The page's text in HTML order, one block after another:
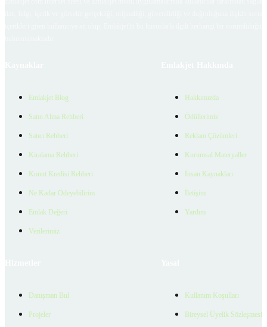
Emlakjet Blog
Satın Alma Rehberi
Satıcı Rehberi
Kiralama Rehberi
Konut Kredisi Rehberi
Ne Kadar Ödeyebilirim
Emlak Değeri
Verilerimiz
Hakkımızda
Ödüllerimiz
Reklam Çözümleri
Kurumsal Materyaller
İnsan Kaynakları
İletişim
Yardım
Danışman Bul
Projeler
Kullanım Koşulları
Bireysel Üyelik Sözleşmesi